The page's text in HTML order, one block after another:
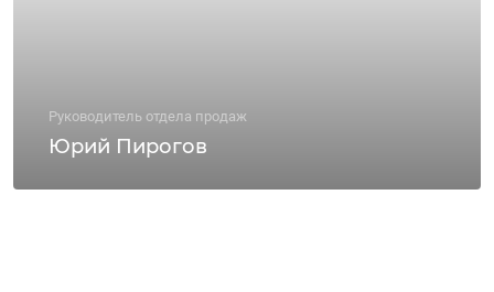
Руководитель отдела продаж
Юрий Пирогов